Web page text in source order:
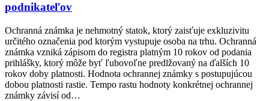
podnikateľov
Ochranná známka je nehmotný statok, ktorý zaisťuje exkluzivitu
určitého označenia pod ktorým vystupuje osoba na trhu. Ochranná
známka vzniká zápisom do registra platným 10 rokov od podania
prihlášky, ktorý môže byť ľubovoľne predlžovaný na ďalších 10
rokov doby platnosti. Hodnota ochrannej známky s postupujúcou
dobou platnosti rastie. Tempo rastu hodnoty konkrétnej ochrannej
známky závisí od…